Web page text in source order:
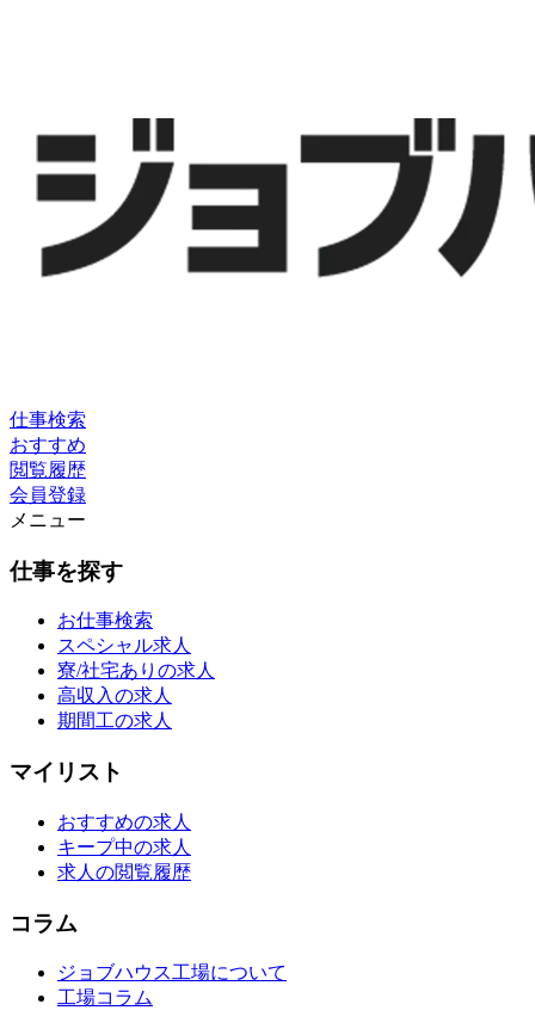
仕事検索
おすすめ
閲覧履歴
会員登録
メニュー
仕事を探す
お仕事検索
スペシャル求人
寮/社宅ありの求人
高収入の求人
期間工の求人
マイリスト
おすすめの求人
キープ中の求人
求人の閲覧履歴
コラム
ジョブハウス工場について
工場コラム